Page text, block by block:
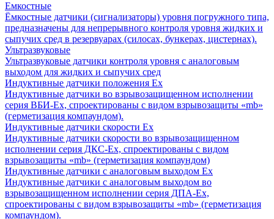
Емкостные
Ёмкостные датчики (сигнализаторы) уровня погружного типа,
предназначены для непрерывного контроля уровня жидких и
сыпучих сред в резервуарах (силосах, бункерах, цистернах).
Ультразвуковые
Ультразвуковые датчики контроля уровня с аналоговым
выходом для жидких и сыпучих сред
Индуктивные датчики положения Ех
Индуктивные датчики во взрывозащищенном исполнении
серия ВБИ-Ех, спроектированы с видом взрывозащиты «mb»
(герметизация компаундом).
Индуктивные датчики скорости Ех
Индуктивные датчики скорости во взрывозащищенном
исполнении серия ДКС-Ех, спроектированы с видом
взрывозащиты «mb» (герметизация компаундом)
Индуктивные датчики с аналоговым выходом Ех
Индуктивные датчики с аналоговым выходом во
взрывозащищенном исполнении серия ДПА-Ех,
спроектированы с видом взрывозащиты «mb» (герметизация
компаундом).